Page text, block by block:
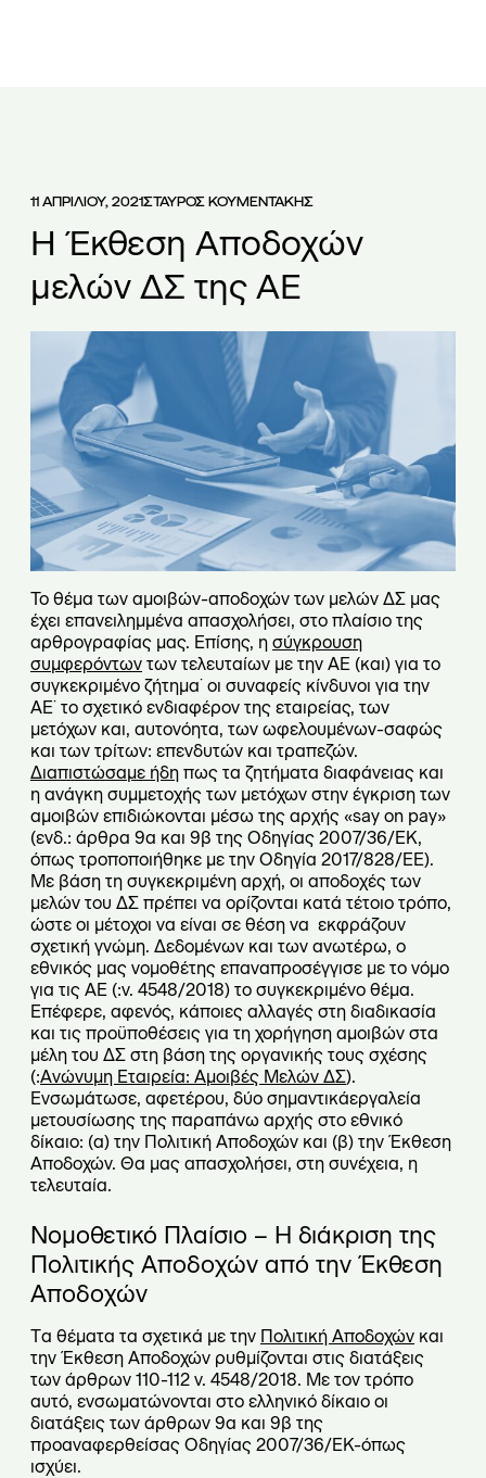
11 ΑΠΡΙΛΙΟΥ, 2021ΣΤΑΥΡΟΣ ΚΟΥΜΕΝΤΑΚΗΣ
Η Έκθεση Αποδοχών
μελών ΔΣ της ΑΕ
Το θέμα των αμοιβών-αποδοχών των μελών ΔΣ μας
έχει επανειλημμένα απασχολήσει, στο πλαίσιο της
αρθρογραφίας μας. Επίσης, η σύγκρουση
συμφερόντων των τελευταίων με την ΑΕ (και) για το
συγκεκριμένο ζήτημα˙ oι συναφείς κίνδυνοι για την
ΑΕ˙ το σχετικό ενδιαφέρον της εταιρείας, των
μετόχων και, αυτονόητα, των ωφελουμένων-σαφώς
και των τρίτων: επενδυτών και τραπεζών.
Διαπιστώσαμε ήδη πως τα ζητήματα διαφάνειας και
η ανάγκη συμμετοχής των μετόχων στην έγκριση των
αμοιβών επιδιώκονται μέσω της αρχής «say on pay»
(ενδ.: άρθρα 9α και 9β της Οδηγίας 2007/36/ΕΚ,
όπως τροποποιήθηκε με την Οδηγία 2017/828/ΕΕ).
Με βάση τη συγκεκριμένη αρχή, οι αποδοχές των
μελών του ΔΣ πρέπει να ορίζονται κατά τέτοιο τρόπο,
ώστε οι μέτοχοι να είναι σε θέση να εκφράζουν
σχετική γνώμη. Δεδομένων και των ανωτέρω, ο
εθνικός μας νομοθέτης επαναπροσέγγισε με το νόμο
για τις ΑΕ (:ν. 4548/2018) το συγκεκριμένο θέμα.
Επέφερε, αφενός, κάποιες αλλαγές στη διαδικασία
και τις προϋποθέσεις για τη χορήγηση αμοιβών στα
μέλη του ΔΣ στη βάση της οργανικής τους σχέσης
(:Ανώνυμη Εταιρεία: Αμοιβές Μελών ΔΣ).
Ενσωμάτωσε, αφετέρου, δύο σημαντικάεργαλεία
μετουσίωσης της παραπάνω αρχής στο εθνικό
δίκαιο: (α) την Πολιτική Αποδοχών και (β) την Έκθεση
Αποδοχών. Θα μας απασχολήσει, στη συνέχεια, η
τελευταία.
Νομοθετικό Πλαίσιο – Η διάκριση της
Πολιτικής Αποδοχών από την Έκθεση
Αποδοχών
Tα θέματα τα σχετικά με την Πολιτική Αποδοχών και
την Έκθεση Αποδοχών ρυθμίζονται στις διατάξεις
των άρθρων 110-112 ν. 4548/2018. Με τον τρόπο
αυτό, ενσωματώνονται στο ελληνικό δίκαιο οι
διατάξεις των άρθρων 9α και 9β της
προαναφερθείσας Οδηγίας 2007/36/ΕΚ-όπως
ισχύει.